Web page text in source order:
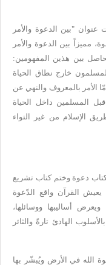
"بين الدعوة والأمر
مميزاً بين الدعوة والأمر
بين هذين المفهومين:
خارج نطاق الحياة
الأمر بالمعروف والنهي عن
المسلمين داخل الحياة
الإسلام من غير التواء
دعوة وختم كتاب تشريع
القرآن واقع الدّعوة
ويعرض أساليبها ووسائلها،
الهادئ تارةً والثائر
الله في الأرض ويُبشّر بها